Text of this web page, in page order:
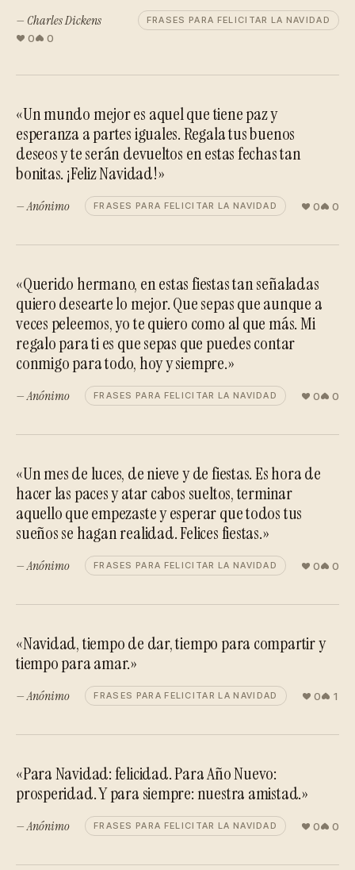
— Charles Dickens FRASES PARA FELICITAR LA NAVIDAD
0 0
«Un mundo mejor es aquel que tiene paz y
esperanza a partes iguales. Regala tus buenos
deseos y te serán devueltos en estas fechas tan
bonitas. ¡Feliz Navidad!»
— Anónimo FRASES PARA FELICITAR LA NAVIDAD 0 0
«Querido hermano, en estas fiestas tan señaladas
quiero desearte lo mejor. Que sepas que aunque a
veces peleemos, yo te quiero como al que más. Mi
regalo para ti es que sepas que puedes contar
conmigo para todo, hoy y siempre.»
— Anónimo FRASES PARA FELICITAR LA NAVIDAD 0 0
«Un mes de luces, de nieve y de fiestas. Es hora de
hacer las paces y atar cabos sueltos, terminar
aquello que empezaste y esperar que todos tus
sueños se hagan realidad. Felices fiestas.»
— Anónimo FRASES PARA FELICITAR LA NAVIDAD 0 0
«Navidad, tiempo de dar, tiempo para compartir y
tiempo para amar.»
— Anónimo FRASES PARA FELICITAR LA NAVIDAD 0 1
«Para Navidad: felicidad. Para Año Nuevo:
prosperidad. Y para siempre: nuestra amistad.»
— Anónimo FRASES PARA FELICITAR LA NAVIDAD 0 0